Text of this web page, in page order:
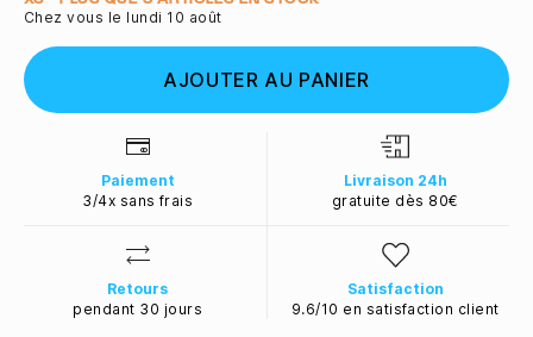
Chez vous le lundi 10 août
AJOUTER AU PANIER
Paiement
3/4x sans frais
Livraison 24h
gratuite dès 80€
Retours
pendant 30 jours
Satisfaction
9.6/10 en satisfaction client